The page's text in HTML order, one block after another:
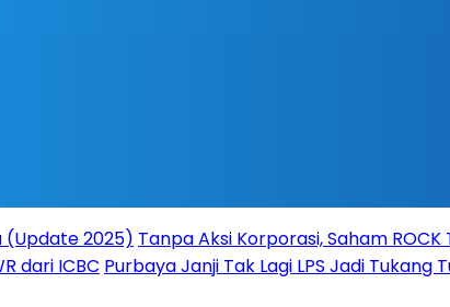
(Update 2025) Tanpa Aksi Korporasi, Saham
dari ICBC Purbaya Janji Tak Lagi LPS Jadi Tukang